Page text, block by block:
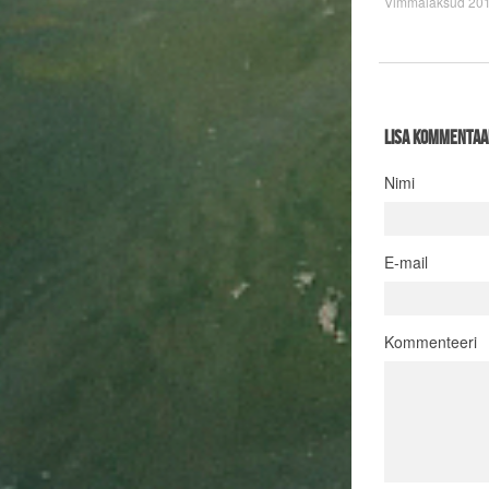
Lisa
Nimi
E-mail
Kommenteeri